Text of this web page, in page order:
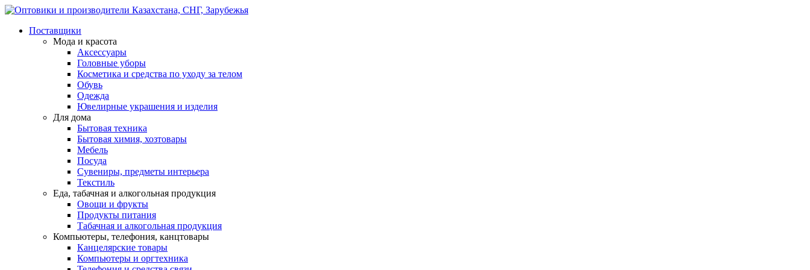
Поставщики
Мода и красота
Аксессуары
Головные уборы
Косметика и средства по уходу за телом
Обувь
Одежда
Ювелирные украшения и изделия
Для дома
Бытовая техника
Бытовая химия, хозтовары
Мебель
Посуда
Сувениры, предметы интерьера
Текстиль
Еда, табачная и алкогольная продукция
Овощи и фрукты
Продукты питания
Табачная и алкогольная продукция
Компьютеры, телефония, канцтовары
Канцелярские товары
Компьютеры и оргтехника